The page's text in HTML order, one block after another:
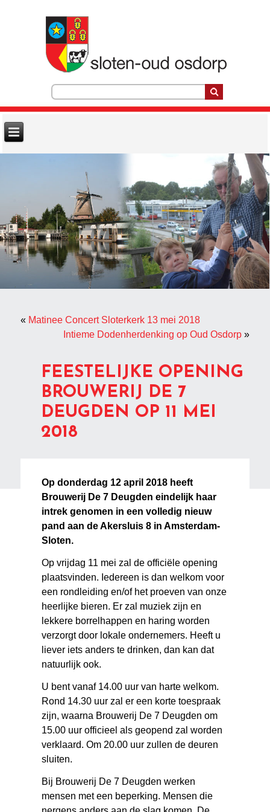
« Matinee Concert Sloterkerk 13 mei 2018
Intieme Dodenherdenking op Oud Osdorp»
FEESTELIJKE OPENING
BROUWERIJ DE 7
DEUGDEN OP 11 MEI
2018
Op donderdag 12 april 2018 heeft
Brouwerij De 7 Deugden eindelijk haar
intrek genomen in een volledig nieuw
pand aan de Akersluis 8 in Amsterdam-
Sloten.
Op vrijdag 11 mei zal de officiële opening
plaatsvinden. Iedereen is dan welkom voor
een rondleiding en/of het proeven van onze
heerlijke bieren. Er zal muziek zijn en
lekkere borrelhappen en haring worden
verzorgt door lokale ondernemers. Heeft u
liever iets anders te drinken, dan kan dat
natuurlijk ook.
U bent vanaf 14.00 uur van harte welkom.
Rond 14.30 uur zal er een korte toespraak
zijn, waarna Brouwerij De 7 Deugden om
15.00 uur officieel als geopend zal worden
verklaard. Om 20.00 uur zullen de deuren
sluiten.
Bij Brouwerij De 7 Deugden werken
mensen met een beperking. Mensen die